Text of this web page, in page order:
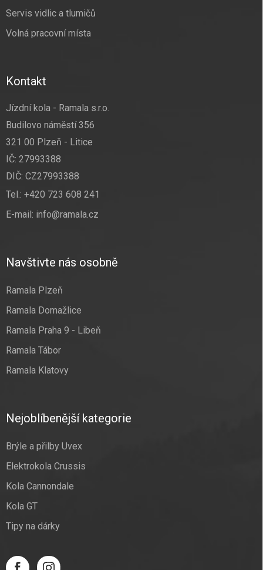
Servis vidlic a tlumičů
Volná pracovní místa
Kontakt
Jízdní kola - Ramala s.r.o.
Budilovo náměstí 356
321 00 Plzeň - Litice
IČ: 27993388
DIČ: CZ27993388
Tel.: +420 723 608 241
E-mail: info@ramala.cz
Navštivte nás osobně
Ramala Plzeň
Ramala Domažlice
Ramala Praha 9 - Libeň
Ramala Tábor
Ramala Klatovy
Nejoblíbenější kategorie
Brýle a přilby Uvex
Elektrokola Crussis
Kola Cannondale
Kola GT
Tipy na dárky